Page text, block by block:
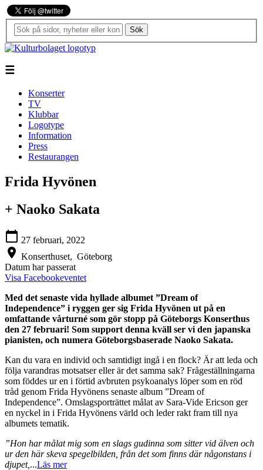
Sök
☰
Konserter
TV
Klubbar
Logotype
Information
Press
Restaurangen
Frida Hyvönen
+ Naoko Sakata
calendar_today 27 februari, 2022
location_on Konserthuset, Göteborg
Datum har passerat
Visa Facebookeventet
Med det senaste vida hyllade albumet ”Dream of
Independence” i ryggen ger sig Frida Hyvönen ut på en
omfattande vårturné som gör stopp på Göteborgs Konserthus
den 27 februari! Som support denna kväll ser vi den japanska
pianisten, och numera Göteborgsbaserade Naoko Sakata.
Kan du vara en individ och samtidigt ingå i en flock? Är att leda och
följa varandras motsatser eller är det samma sak? Frågeställningarna
som föddes ur en i förtid avbruten psykoanalys löper som en röd
tråd genom Frida Hyvönens senaste album ”Dream of
Independence”. Omslagsporträttet målat av Sara-Vide Ericson ger
en nyckel in i Frida Hyvönens värld och leder rakt fram till nya
albumets tematik.
”Hon har målat mig som en slags gudinna som sitter vid älven och
ur den här skeva spegelbilden, från det som finns där någonstans i
djupet, ...Läs mer